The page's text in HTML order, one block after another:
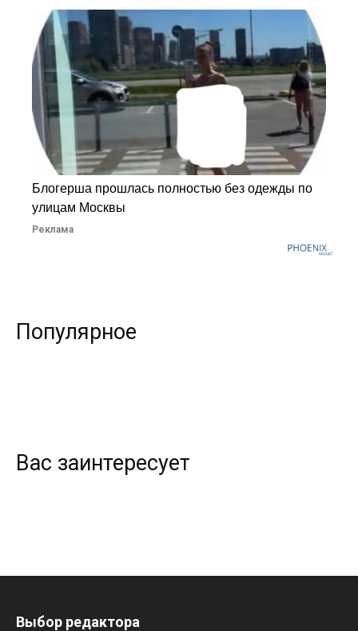
Блогерша прошлась полностью без одежды по
улицам Москвы
Реклама
Популярное
Вас заинтересует
Выбор редактора